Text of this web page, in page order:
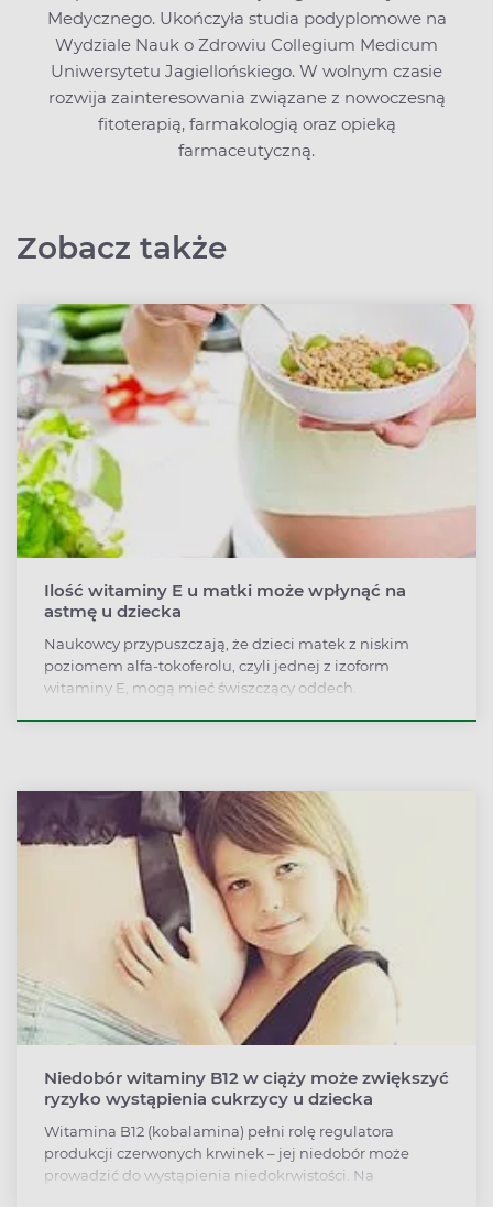
Medycznego. Ukończyła studia podyplomowe na
Wydziale Nauk o Zdrowiu Collegium Medicum
Uniwersytetu Jagiellońskiego. W wolnym czasie
rozwija zainteresowania związane z nowoczesną
fitoterapią, farmakologią oraz opieką
farmaceutyczną.
Zobacz także
Ilość witaminy E u matki może wpłynąć na
astmę u dziecka
Naukowcy przypuszczają, że dzieci matek z niskim
poziomem alfa-tokoferolu, czyli jednej z izoform
witaminy E, mogą mieć świszczący oddech.
Niedobór witaminy B12 w ciąży może zwiększyć
ryzyko wystąpienia cukrzycy u dziecka
Witamina B12 (kobalamina) pełni rolę regulatora
produkcji czerwonych krwinek – jej niedobór może
prowadzić do wystąpienia niedokrwistości. Na